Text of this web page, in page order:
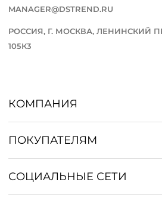
MANAGER@DSTREND.RU
РОССИЯ, Г. МОСКВА, ЛЕНИНСКИЙ
105К3
КОМПАНИЯ
ПОКУПАТЕЛЯМ
СОЦИАЛЬНЫЕ СЕТИ